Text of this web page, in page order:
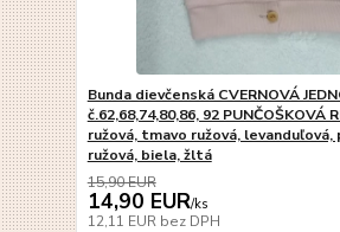
Bunda dievčenská CVERNOVÁ
č.62,68,74,80,86, 92 PUNČOŠKOVÁ
ružová, tmavo ružová, levanduľová,
ružová, biela, žltá
15,90 EUR
14,90 EUR/ks
12,11 EUR bez DPH